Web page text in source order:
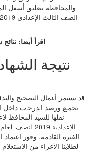
والمحافظة بتعليق أسفل
اقرأ أيضا: نتائج
نتيجة
قد تستمر أعمال التصحيح
تجميع ورصد الدرجات داخل
نقلها للسيد المحافظ
الإعدادية
الفترة القادمة، وفور
لطلابنا الأعزاء من